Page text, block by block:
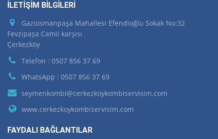
İLETİŞİM BİLGİLERİ
Gaziosmanpaşa Mahallesi Efendioğlu Sokak No:32
Fevzipaşa Camii karşısı
Çerkezköy
Telefon : 0507 856 37 69
WhatsApp : 0507 856 37 69
seymenkombi@cerkezkoykombiservisim.com
www.cerkezkoykombiservisim.com
FAYDALI BAĞLANTILAR